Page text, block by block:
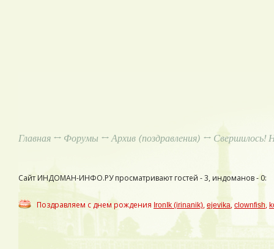
Главная ↔ Форумы ↔Архив (поздравления) ↔ Свершилось!
Сайт ИНДОМАН-ИНФО.РУ просматривают гостей - 3, индоманов - 0:
Поздравляем с днем рождения IronIk (irinanik), ejevika, clownfish,